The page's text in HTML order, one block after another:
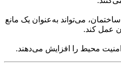
می‌تواند به‌عنوان یک مانع
عمل کند.
امنیت محیط را افزایش می‌دهند.